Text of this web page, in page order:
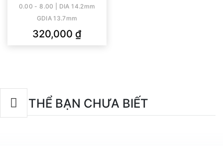
0.00 - 8.00 | DIA 14.2mm
GDIA 13.7mm
320,000 ₫
CÓ THỂ BẠN CHƯA BIẾT